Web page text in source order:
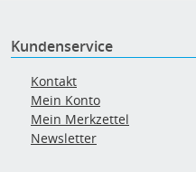
Kundenservice
Kontakt
Mein Konto
Mein Merkzettel
Newsletter